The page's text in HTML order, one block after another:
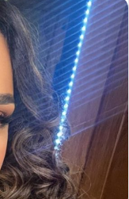
إلكترونيا